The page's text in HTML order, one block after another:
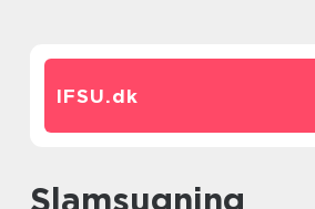
IFSU.dk
slamsugning